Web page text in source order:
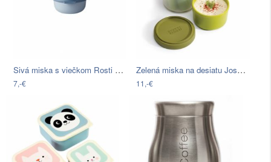
Sivá miska s viečkom Rosti Mepal Nordic…
7,-€
Zelená miska na desiatu Joseph Joseph…
11,-€